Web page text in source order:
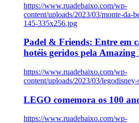
https://www.ruadebaixo.com/wp-
content/uploads/2023/03/monte-da-
145-335x256.jpg
Padel & Friends: Entre em
hotéis geridos pela
https://www.ruadebaixo.com/wp-
content/uploads/2023/03/
LEGO comemora os 100
https://www.ruadebaixo.com/wp-